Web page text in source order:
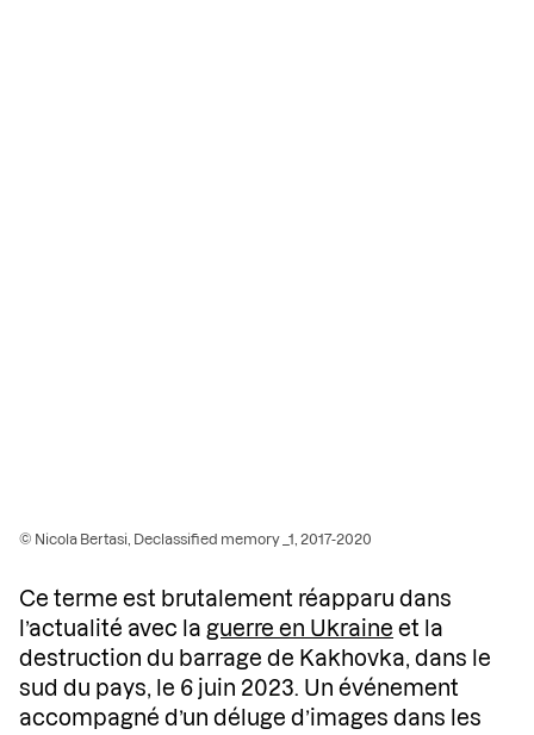
© Nicola Bertasi, Declassified memory _1, 2017-2020
Ce terme est brutalement réapparu dans
l’actualité avec la guerre en Ukraine et la
destruction du barrage de Kakhovka, dans le
sud du pays, le 6 juin 2023. Un événement
accompagné d’un déluge d’images dans les